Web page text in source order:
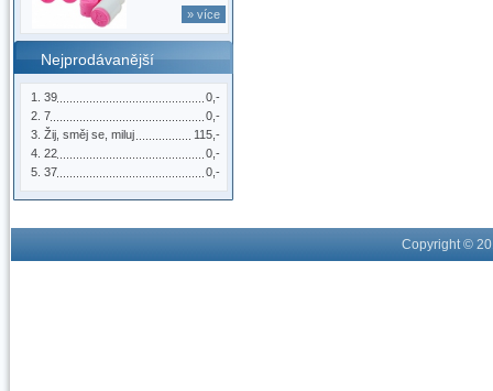
» více
Nejprodávanější
0,-
39
0,-
7
115,-
Žij, směj se, miluj
0,-
22
0,-
37
Copyright ©